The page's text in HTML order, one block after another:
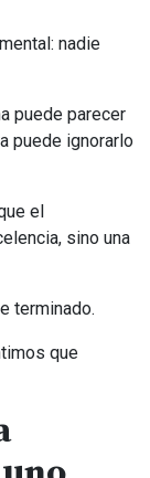
nadie
puede parecer
puede ignorarlo
el
sino una
terminado.
que